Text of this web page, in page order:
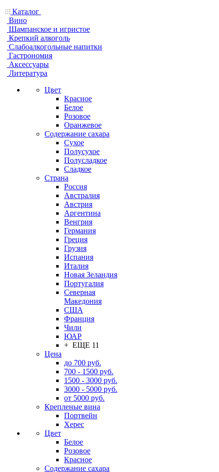
Каталог
Вино
Шампанское и игристое
Крепкий алкоголь
Слабоалкогольные напитки
Гастрономия
Аксессуары
Литература
Цвет
Красное
Белое
Розовое
Оранжевое
Содержание сахара
Сухое
Полусухое
Полусладкое
Сладкое
Страна
Россия
Австралия
Австрия
Аргентина
Венгрия
Германия
Греция
Грузия
Испания
Италия
Новая Зеландия
Португалия
Северная
Македония
США
Франция
Чили
ЮАР
+ ЕЩЕ 11
Цена
до 700 руб.
700 - 1500 руб.
1500 - 3000 руб.
3000 - 5000 руб.
от 5000 руб.
Крепленые вина
Портвейн
Херес
Цвет
Белое
Розовое
Красное
Содержание сахара